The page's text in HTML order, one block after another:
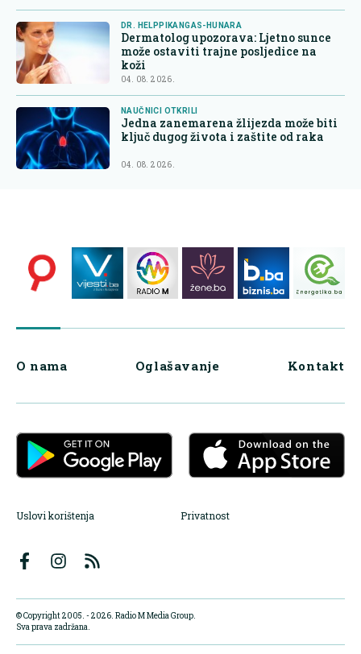
DR. HELPPIKANGAS-HUNARA
Dermatolog upozorava: Ljetno sunce
može ostaviti trajne posljedice na
koži
04. 08. 2026.
NAUČNICI OTKRILI
Jedna zanemarena žlijezda može biti
ključ dugog života i zaštite od raka
04. 08. 2026.
O nama Oglašavanje Kontakt
Uslovi korištenja Privatnost
© Copyright 2005. - 2026. Radio M Media Group.
Sva prava zadržana.